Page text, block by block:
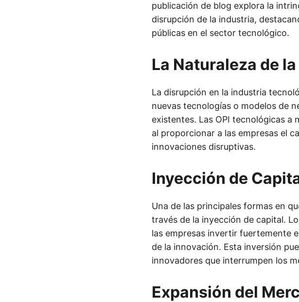
publicación de blog explora la
disrupción de la industria,
públicas en el sector tecnológico.
La Naturaleza de
La disrupción en la industria
nuevas tecnologías o modelos de
existentes. Las OPI tecnológicas a
al proporcionar a las empresas el
innovaciones disruptivas.
Inyección de
Una de las principales formas en
través de la inyección de capital.
las empresas invertir fuertemente
de la innovación. Esta inversión
innovadores que interrumpen los
Expansión del